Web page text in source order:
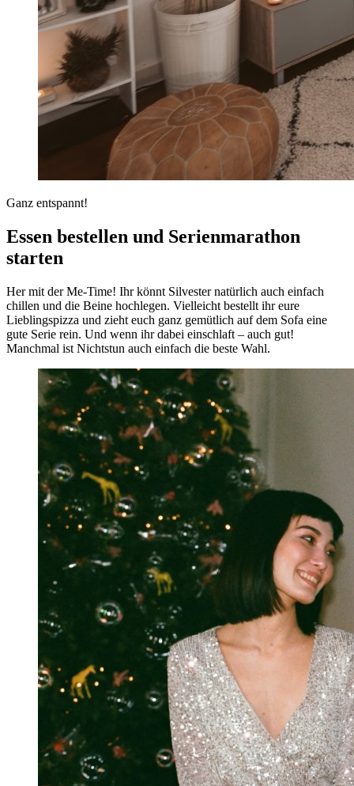
Ganz entspannt!
Essen bestellen und Serienmarathon
starten
Her mit der Me-Time! Ihr könnt Silvester natürlich auch einfach
chillen und die Beine hochlegen. Vielleicht bestellt ihr eure
Lieblingspizza und zieht euch ganz gemütlich auf dem Sofa eine
gute Serie rein. Und wenn ihr dabei einschlaft – auch gut!
Manchmal ist Nichtstun auch einfach die beste Wahl.